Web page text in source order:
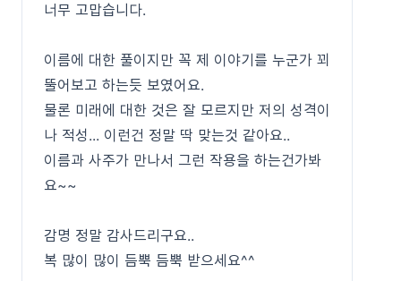
너무 고맙습니다.
이름에 대한 풀이지만 꼭 제 이야기를 누군가 꾀
뚤어보고 하는듯 보였어요.
물론 미래에 대한 것은 잘 모르지만 저의 성격이
나 적성... 이런건 정말 딱 맞는것 같아요..
이름과 사주가 만나서 그런 작용을 하는건가봐
요~~
감명 정말 감사드리구요..
복 많이 많이 듬뿍 듬뿍 받으세요^^